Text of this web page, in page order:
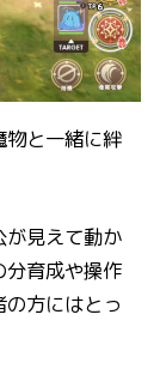
物と一緒に絆
が見えて動か
分育成や操作
方にはとっ